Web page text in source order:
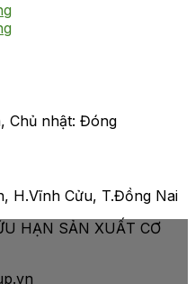
Chủ nhật: Đóng
H.Vĩnh Cửu, T.Đồng Nai
HẠN SẢN XUẤT CƠ